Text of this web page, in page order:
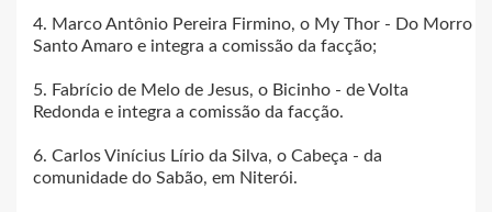
4. Marco Antônio Pereira Firmino, o My Thor - Do Morro
Santo Amaro e integra a comissão da facção;
5. Fabrício de Melo de Jesus, o Bicinho - de Volta
Redonda e integra a comissão da facção.
6. Carlos Vinícius Lírio da Silva, o Cabeça - da
comunidade do Sabão, em Niterói.